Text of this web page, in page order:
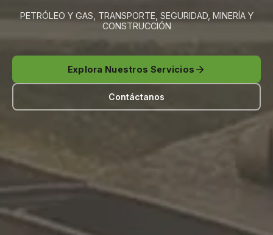
PETRÓLEO Y GAS, TRANSPORTE, SEGURIDAD, MINERÍA Y
CONSTRUCCIÓN
Explora Nuestros Servicios
Contáctanos